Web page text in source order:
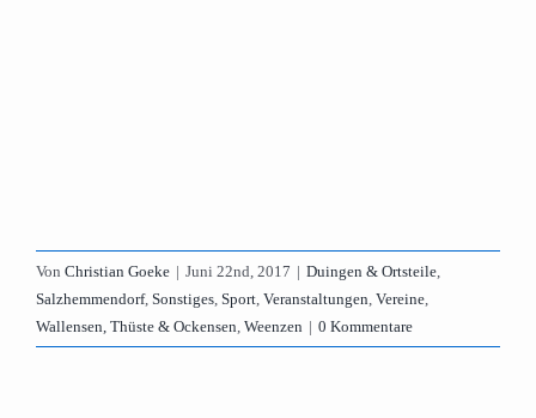
Von Christian Goeke | Juni 22nd, 2017 | Duingen & Ortsteile,
Salzhemmendorf, Sonstiges, Sport, Veranstaltungen, Vereine,
Wallensen, Thüste & Ockensen, Weenzen | 0 Kommentare